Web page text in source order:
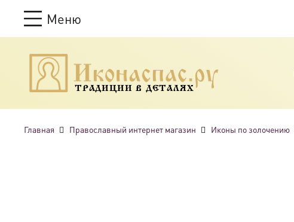
Меню
ТРАДИЦИИ В ДЕТАЛЯХ
Главная Православный интернет магазин Иконы по золочению